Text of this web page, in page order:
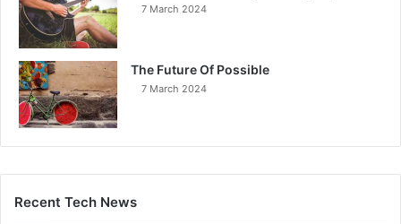
7 March 2024
The Future Of Possible
7 March 2024
Recent Tech News